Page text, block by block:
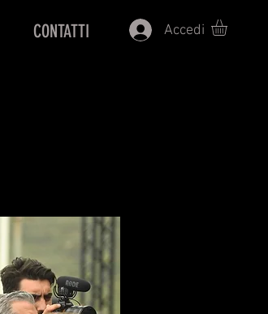
CONTATTI Accedi